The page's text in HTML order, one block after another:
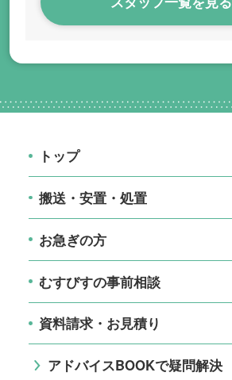
トップ
搬送・安置・処置
お急ぎの方
むすびすの事前相談
資料請求・お見積り
アドバイスBOOKで疑問解決